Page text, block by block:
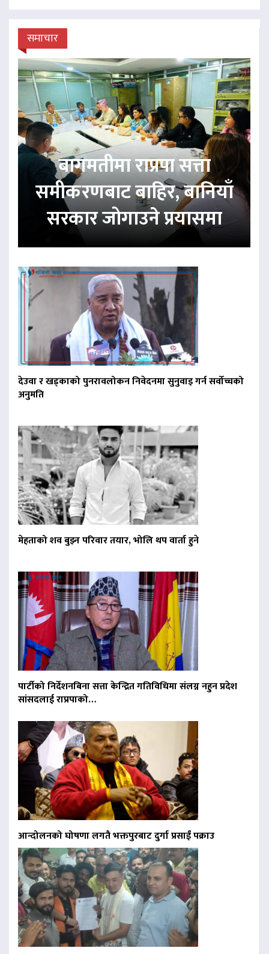
समाचार
बागमतीमा राप्रपा सत्ता
समीकरणबाट बाहिर, बानियाँ
सरकार जोगाउने प्रयासमा
देउवा र खड्काको पुनरावलोकन निवेदनमा सुनुवाइ गर्न सर्वोच्चको
अनुमति
मेहताको शव बुझ्न परिवार तयार, भोलि थप वार्ता हुने
पार्टीको निर्देशनबिना सत्ता केन्द्रित गतिविधिमा संलग्न नहुन प्रदेश
सांसदलाई राप्रपाको…
आन्दोलनको घोषणा लगतै भक्तपुरबाट दुर्गा प्रसाईं पक्राउ